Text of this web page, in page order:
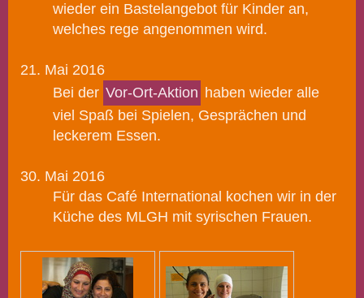
wieder ein Bastelangebot für Kinder an,
welches rege angenommen wird.
21. Mai 2016
Bei der Vor-Ort-Aktion haben wieder alle
viel Spaß bei Spielen, Gesprächen und
leckerem Essen.
30. Mai 2016
Für das Café International kochen wir in der
Küche des MLGH mit syrischen Frauen.